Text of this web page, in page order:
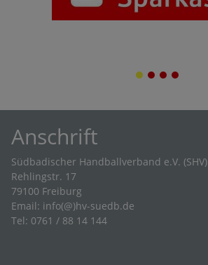
1 2 3 4
Anschrift
Südbadischer Handballverband e.V. (SHV)
Rehlingstr. 17
79100 Freiburg
Email: info(@)hv-suedb.de
Tel: 0761 / 88 14 144